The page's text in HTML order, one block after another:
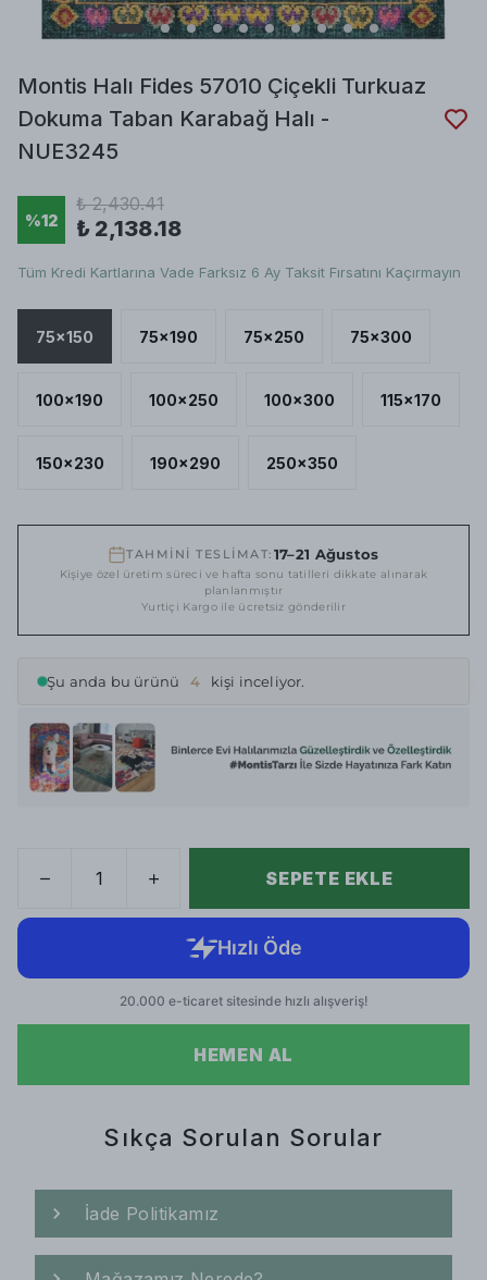
Montis Halı Fides 57010 Çiçekli Turkuaz
Dokuma Taban Karabağ Halı -
NUE3245
%12
₺ 2,430.41
₺ 2,138.18
Tüm Kredi Kartlarına Vade Farksız 6 Ay Taksit Fırsatını Kaçırmayın
75x150 75x190 75x250 75x300
100x190 100x250 100x300 115x170
150x230 190x290 250x350
TAHMİNİ TESLİMAT: 17–21 Ağustos
Kişiye özel üretim süreci ve hafta sonu tatilleri dikkate alınarak
planlanmıştır
Yurtiçi Kargo ile ücretsiz gönderilir
Şu anda bu ürünü 4 kişi inceliyor.
SEPETE EKLE
HEMEN AL
Sıkça Sorulan Sorular
İade Politikamız